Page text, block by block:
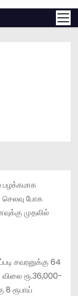
பழக்கமாக
செலவு போக
முதலில்
சவரனுக்கு 64
ரூ.36,000-
8 ரூபாய்